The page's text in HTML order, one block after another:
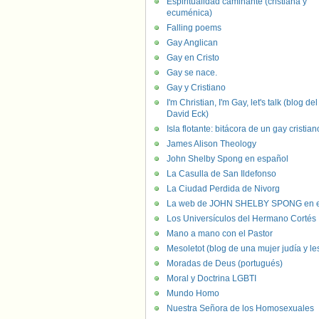
ecuménica)
Falling poems
Gay Anglican
Gay en Cristo
Gay se nace.
Gay y Cristiano
I'm Christian, I'm Gay, let's talk (blog del
David Eck)
Isla flotante: bitácora de un gay
James Alison Theology
John Shelby Spong en español
La Casulla de San Ildefonso
La Ciudad Perdida de Nivorg
La web de JOHN SHELBY SPONG en
Los Universículos del Hermano Cortés
Mano a mano con el Pastor
Mesoletot (blog de una mujer judía y
Moradas de Deus (portugués)
Moral y Doctrina LGBTI
Mundo Homo
Nuestra Señora de los Homosexuales